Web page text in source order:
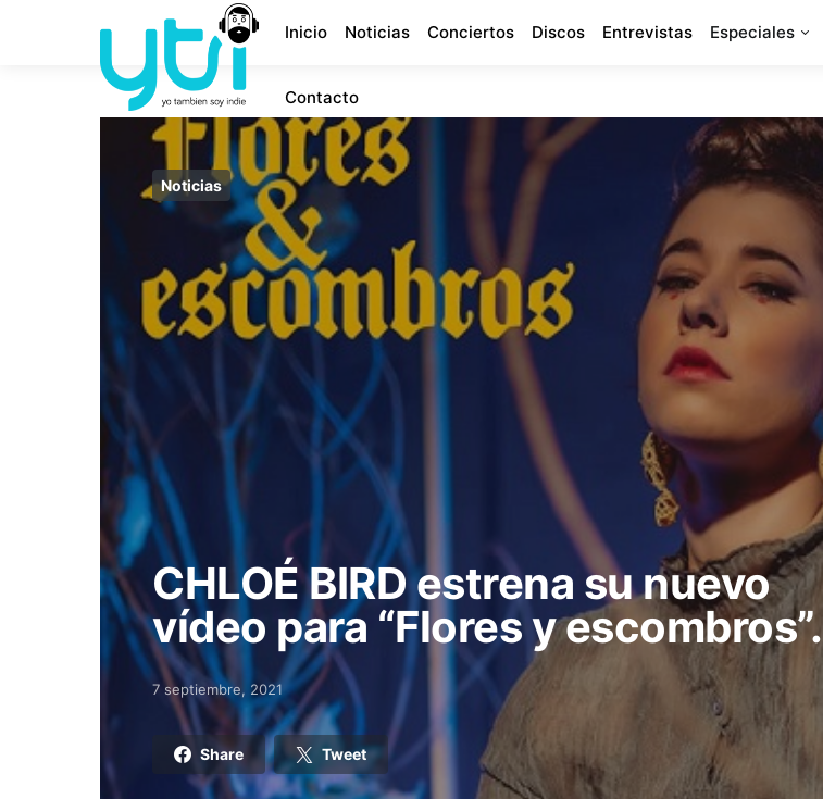
Inicio Noticias Conciertos Discos Entrevistas Especiales
Contacto
Noticias
CHLOÉ BIRD estrena su nuevo
vídeo para “Flores y escombros”.
Posted on
7 septiembre, 2021
Share Tweet